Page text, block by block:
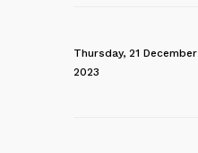
Thursday, 21 December
2023